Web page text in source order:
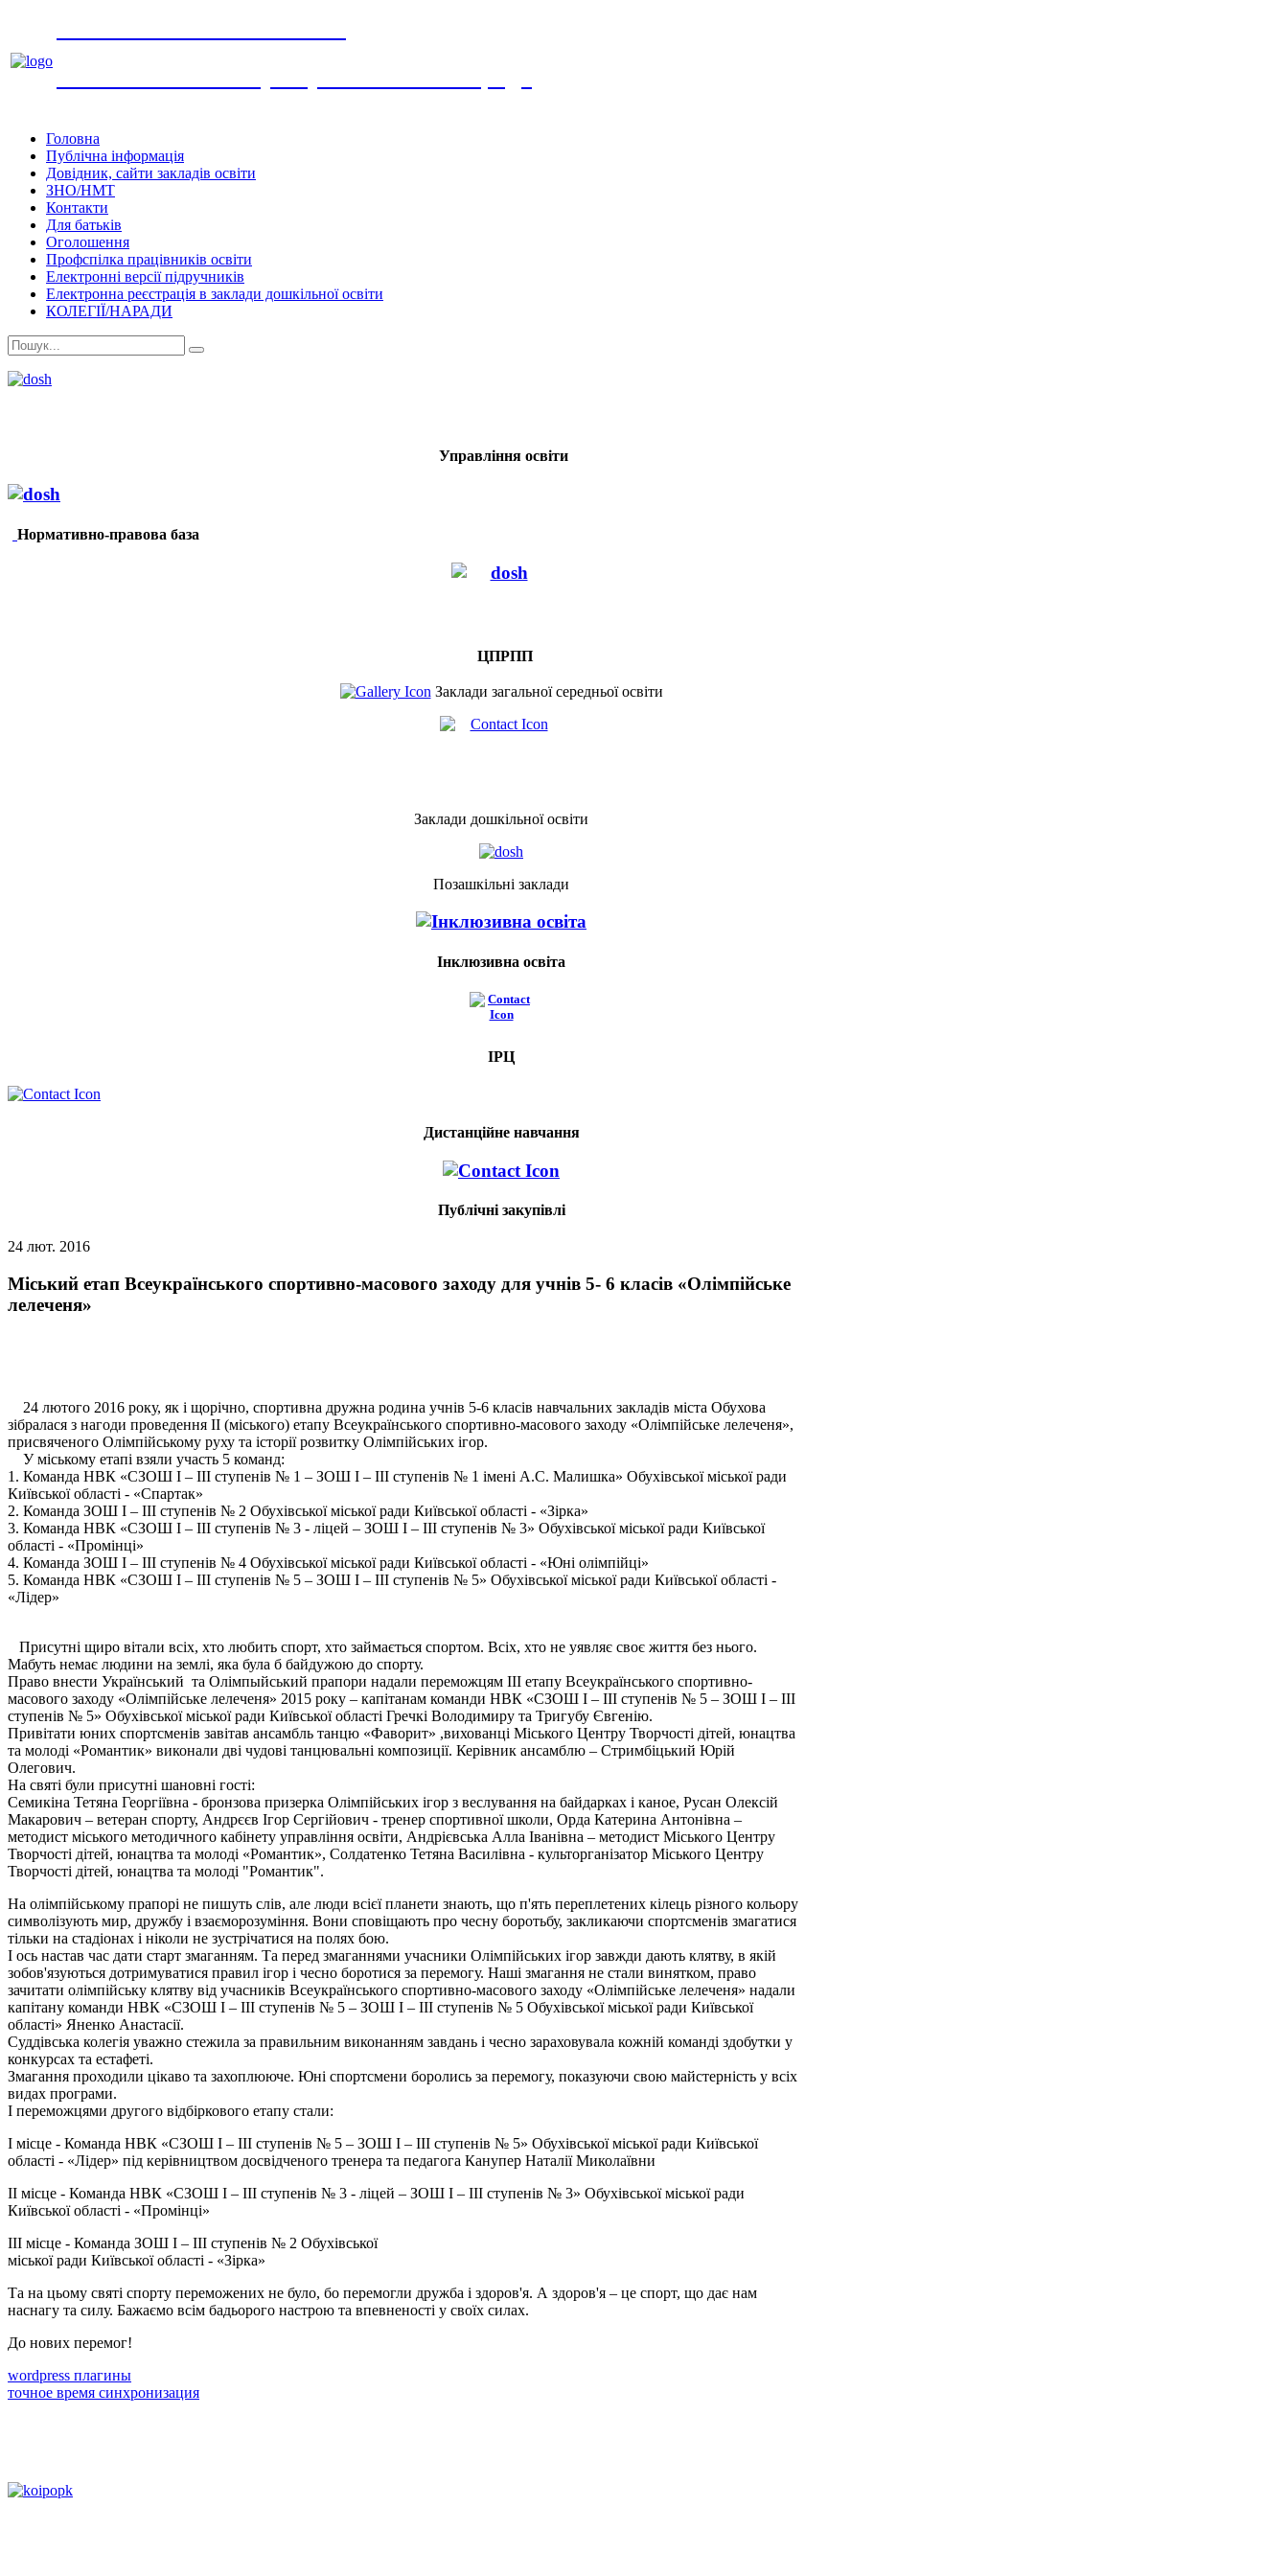
Головна
Публічна інформація
Довідник, сайти закладів освіти
ЗНО/НМТ
Контакти
Для батьків
Оголошення
Профспілка працівників освіти
Електронні версії підручників
Електронна реєстрація в заклади дошкільної освіти
КОЛЕГІЇ/НАРАДИ
Управління освіти
Нормативно-правова база
ЦПРПП
Заклади загальної середньої освіти
Заклади дошкільної освіти
Позашкільні заклади
Інклюзивна освіта
ІРЦ
Дистанційне навчання
Публічні закупівлі
24 лют. 2016
Міський етап Всеукраїнського спортивно-масового заходу для учнів 5- 6 класів «Олімпійське
лелеченя»
24 лютого 2016 року, як і щорічно, спортивна дружна родина учнів 5-6 класів навчальних закладів міста Обухова
зібралася з нагоди проведення ІІ (міського) етапу Всеукраїнського спортивно-масового заходу «Олімпійське лелеченя»,
присвяченого Олімпійському руху та історії розвитку Олімпійських ігор.
У міcькому етапі взяли участь 5 команд:
1. Команда НВК «СЗОШ I – III ступенів № 1 – ЗОШ І – ІІІ ступенів № 1 імені А.С. Малишка» Обухівської міської ради
Київської області - «Спартак»
2. Команда ЗОШ I – III ступенів № 2 Обухівської міської ради Київської області - «Зірка»
3. Команда НВК «СЗОШ I – III ступенів № 3 - ліцей – ЗОШ І – ІІІ ступенів № 3» Обухівської міської ради Київської
області - «Промінці»
4. Команда ЗОШ I – III ступенів № 4 Обухівської міської ради Київської області - «Юні олімпійці»
5. Команда НВК «СЗОШ I – III ступенів № 5 – ЗОШ І – ІІІ ступенів № 5» Обухівської міської ради Київської області -
«Лідер»
Присутні щиро вітали всіх, хто любить спорт, хто займається спортом. Всіх, хто не уявляє своє життя без нього.
Мабуть немає людини на землі, яка була б байдужою до спорту.
Право внести Український та Олімпыйський прапори надали переможцям ІІІ етапу Всеукраїнського спортивно-
масового заходу «Олімпійське лелеченя» 2015 року – капітанам команди НВК «СЗОШ I – III ступенів № 5 – ЗОШ І – ІІІ
ступенів № 5» Обухівської міської ради Київської області Гречкі Володимиру та Тригубу Євгенію.
Привітати юних спортсменів завітав ансамбль танцю «Фаворит» ,вихованці Міського Центру Творчості дітей, юнацтва
та молоді «Романтик» виконали дві чудові танцювальні композиції. Керівник ансамблю – Стримбіцький Юрій
Олегович.
На святі були присутні шановні гості:
Семикіна Тетяна Георгіївна - бронзова призерка Олімпійських ігор з веслування на байдарках і каное, Русан Олексій
Макарович – ветеран спорту, Андрєєв Ігор Сергійович - тренер спортивної школи, Орда Катерина Антонівна –
методист міського методичного кабінету управління освіти, Андрієвська Алла Іванівна – методист Міського Центру
Творчості дітей, юнацтва та молоді «Романтик», Солдатенко Тетяна Василівна - культорганізатор Міського Центру
Творчості дітей, юнацтва та молоді "Романтик".
На олімпійському прапорі не пишуть слів, але люди всієї планети знають, що п'ять переплетених кілець різного кольору
символізують мир, дружбу і взаєморозуміння. Вони сповіщають про чесну боротьбу, закликаючи спортсменів змагатися
тільки на стадіонах і ніколи не зустрічатися на полях бою.
І ось настав час дати старт змаганням. Та перед змаганнями учасники Олімпійських ігор завжди дають клятву, в якій
зобов'язуються дотримуватися правил ігор і чесно боротися за перемогу. Наші змагання не стали винятком, право
зачитати олімпійську клятву від учасників Всеукраїнського спортивно-масового заходу «Олімпійське лелеченя» надали
капітану команди НВК «СЗОШ I – III ступенів № 5 – ЗОШ І – ІІІ ступенів № 5 Обухівської міської ради Київської
області» Яненко Анастасії.
Суддівська колегія уважно стежила за правильним виконанням завдань і чесно зараховувала кожній команді здобутки у
конкурсах та естафеті.
Змагання проходили цікаво та захоплююче. Юні спортсмени боролись за перемогу, показуючи свою майстерність у всіх
видах програми.
І переможцями другого відбіркового етапу стали:
І місце - Команда НВК «СЗОШ I – III ступенів № 5 – ЗОШ І – ІІІ ступенів № 5» Обухівської міської ради Київської
області - «Лідер» під керівництвом досвідченого тренера та педагога Канупер Наталії Миколаївни
ІІ місце - Команда НВК «СЗОШ I – III ступенів № 3 - ліцей – ЗОШ І – ІІІ ступенів № 3» Обухівської міської ради
Київської області - «Промінці»
ІІІ місце - Команда ЗОШ I – III ступенів № 2 Обухівської
міської ради Київської області - «Зірка»
Та на цьому святі спорту переможених не було, бо перемогли дружба і здоров'я. А здоров'я – це спорт, що дає нам
наснагу та силу. Бажаємо всім бадьорого настрою та впевненості у своїх силах.
До нових перемог!
wordpress плагины
точное время синхронизация